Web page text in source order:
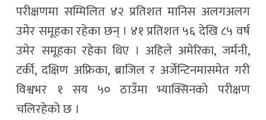
परीक्षणमा सम्मिलित ४२ प्रतिशत मानिस अलगअलग
उमेर समूहका रहेका छन् । ४१ प्रतिशत ५६ देखि ८५ वर्ष
उमेर समूहका रहेका थिए । अहिले अमेरिका, जर्मनी,
टर्की, दक्षिण अफ्रिका, ब्राजिल र अर्जेन्टिनमासमेत गरी
विश्वभर १ सय ५० ठाउँमा भ्याक्सिनको परीक्षण
चलिरहेको छ ।